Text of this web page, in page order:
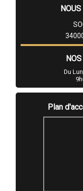
NOUS
NOS
Du
Plan